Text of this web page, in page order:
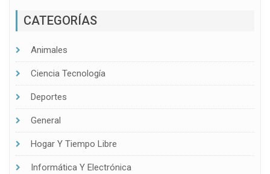
CATEGORÍAS
Animales
Ciencia Tecnología
Deportes
General
Hogar Y Tiempo Libre
Informática Y Electrónica